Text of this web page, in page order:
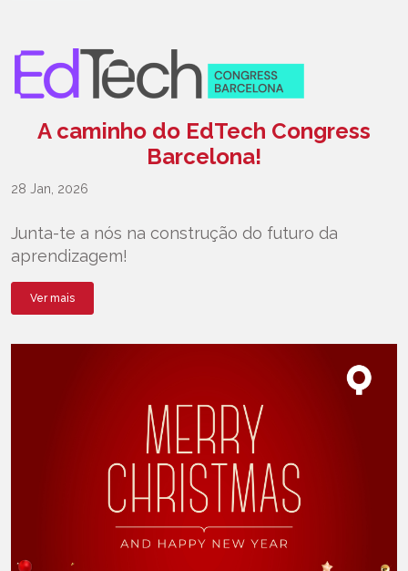
A caminho do EdTech Congress
Barcelona!
28 Jan, 2026
Junta-te a nós na construção do futuro da
aprendizagem!
Ver mais